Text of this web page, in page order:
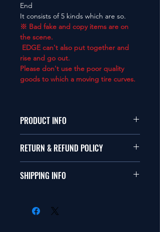
End
It consists of 5 kinds which are so.
※ Bad fake and copy items are on
the scene.
EDGE can't also put together and
rise and go out.
Please don't use the poor quality
goods to which a moving tire curves.
PRODUCT INFO
本品は1/10サイズのラジオコント
This items fit in with 1/10 sizes of
RETURN & REFUND POLICY
商品に明らかな欠陥がないかぎり
isn't accepted in goods.
SHIPPING INFO
します。海外への出荷は入金確認